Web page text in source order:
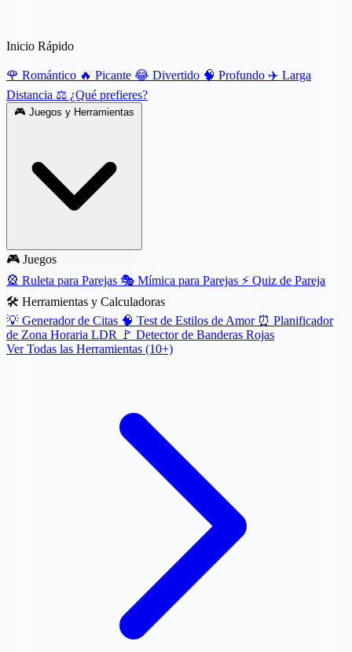
Inicio Rápido
🌹 Romántico 🔥 Picante 😂 Divertido 🧠 Profundo ✈️ Larga
Distancia ⚖️ ¿Qué prefieres?
🎮 Juegos y Herramientas
🎮 Juegos
🎡 Ruleta para Parejas 🎭 Mímica para Parejas ⚡ Quiz de Pareja
🛠️ Herramientas y Calculadoras
💡 Generador de Citas 🧠 Test de Estilos de Amor ⏰ Planificador
de Zona Horaria LDR
🚩 Detector de Banderas Rojas
Ver Todas las Herramientas (10+)